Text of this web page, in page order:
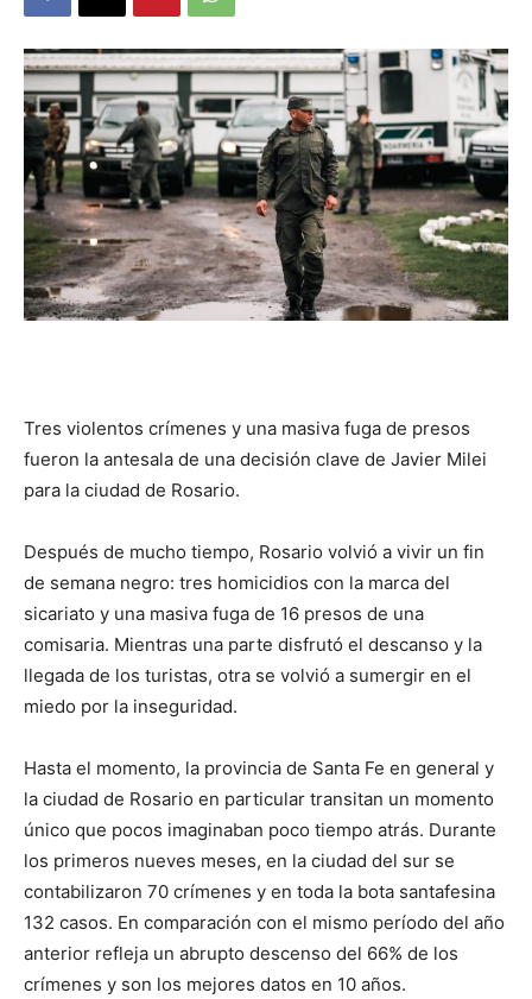
::
La
Verdad
es
que
ve…
Tres violentos crímenes y una masiva fuga de presos
fueron la antesala de una decisión clave de Javier Milei
para la ciudad de Rosario.
Después de mucho tiempo, Rosario volvió a vivir un fin
de semana negro: tres homicidios con la marca del
sicariato y una masiva fuga de 16 presos de una
comisaria. Mientras una parte disfrutó el descanso y la
llegada de los turistas, otra se volvió a sumergir en el
miedo por la inseguridad.
Hasta el momento, la provincia de Santa Fe en general y
la ciudad de Rosario en particular transitan un momento
único que pocos imaginaban poco tiempo atrás. Durante
los primeros nueves meses, en la ciudad del sur se
contabilizaron 70 crímenes y en toda la bota santafesina
132 casos. En comparación con el mismo período del año
anterior refleja un abrupto descenso del 66% de los
crímenes y son los mejores datos en 10 años.